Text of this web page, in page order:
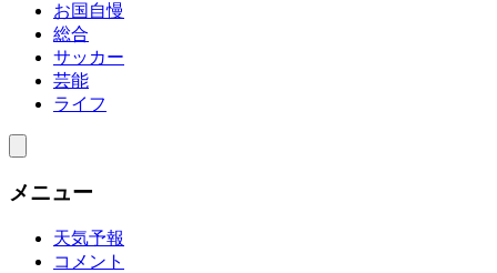
お国自慢
総合
サッカー
芸能
ライフ
メニュー
天気予報
コメント